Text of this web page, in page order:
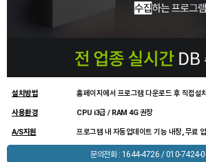
설치방법 홈페이지에서 프로그램 다운로드 후 직접설치
사용환경 CPU i3급 / RAM 4G 권장
A/S지원 프로그램 내 자동업데이트 기능 내장, 무료
문의전화 : 1644-4726 / 010-7424-